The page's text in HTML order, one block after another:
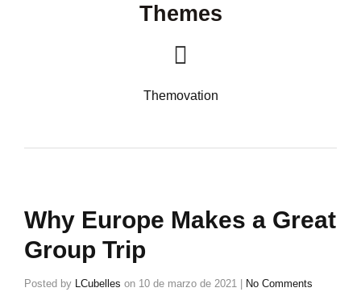
Themes
Themovation
Why Europe Makes a Great
Group Trip
Posted by LCubelles on 10 de marzo de 2021 | No Comments